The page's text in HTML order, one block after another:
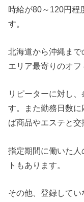
時給が80～120円程
す。
北海道から沖縄ま
エリア最寄りのオフ
リピーターに対し
す。また勤務日数
ば商品やエステと交
指定期間に働いた
トもあります。
その他、登録して